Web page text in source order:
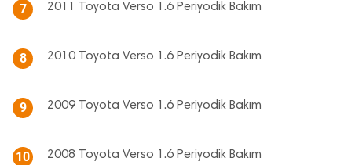
7 2011 Toyota Verso 1.6 Periyodik Bakım
8 2010 Toyota Verso 1.6 Periyodik Bakım
9 2009 Toyota Verso 1.6 Periyodik Bakım
10 2008 Toyota Verso 1.6 Periyodik Bakım